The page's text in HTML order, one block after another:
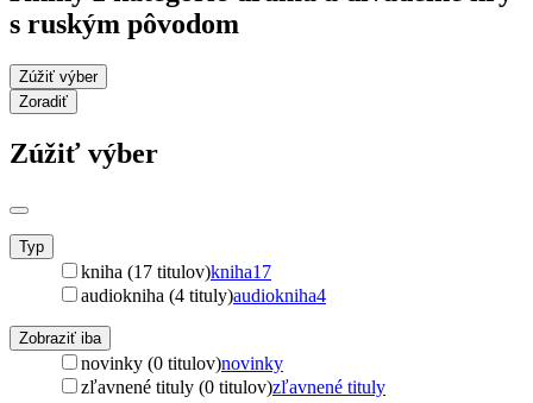
s ruským pôvodom
Zúžiť výber
Zoradiť
Zúžiť výber
Typ
kniha (17 titulov)kniha17
audiokniha (4 tituly)audiokniha4
Zobraziť iba
novinky (0 titulov)novinky
zľavnené tituly (0 titulov)zľavnené tituly